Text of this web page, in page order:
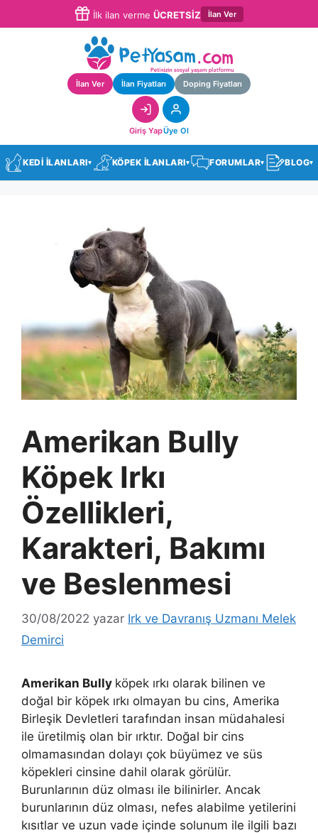
İlk ilan verme ÜCRETSİZ İlan Ver
İlan Ver İlan Fiyatları Doping Fiyatları
Giriş YapÜye Ol
KEDİ İLANLARI▾ KÖPEK İLANLARI▾ FORUMLAR▾ BLOG▾
Amerikan Bully
Köpek Irkı
Özellikleri,
Karakteri, Bakımı
ve Beslenmesi
30/08/2022 yazar Irk ve Davranış Uzmanı Melek
Demirci
Amerikan Bully köpek ırkı olarak bilinen ve
doğal bir köpek ırkı olmayan bu cins, Amerika
Birleşik Devletleri tarafından insan müdahalesi
ile üretilmiş olan bir ırktır. Doğal bir cins
olmamasından dolayı çok büyümez ve süs
köpekleri cinsine dahil olarak görülür.
Burunlarının düz olması ile bilinirler. Ancak
burunlarının düz olması, nefes alabilme yetilerini
kısıtlar ve uzun vade içinde solunum ile ilgili bazı